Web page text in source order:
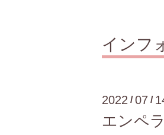
インフ
2022 /07 /
エンペ